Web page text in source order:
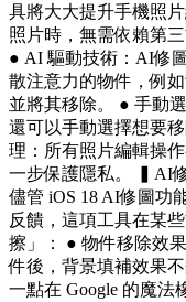
具將大大提升手機照
照片時，無需依賴第
● AI 驅動技術：AI修
散注意力的物件，例
並將其移除。 ● 手動
還可以手動選擇想要
理：所有照片編輯操
一步保護隱私。 ▍AI
儘管 iOS 18 AI修圖功
反饋，這項工具在某
擦」： ● 物件移除效
件後，背景填補效果
一點在 Google 的魔法